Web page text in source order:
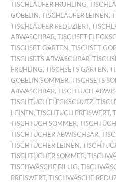
TISCHLÄUFER FRÜHLING,
GOBELIN ,TISCHLÄUFER LEINEN ,
TISCHLÄUFER REDUZIERT,
ABWASCHBAR,TISCHSET
TISCHSET GARTEN ,TISCHSET
TISCHSETS ABWASCHBAR,
FRÜHLING,TISCHSETS GARTEN ,
GOBELIN SOMMER,TISCHSETS
ABWASCHBAR,TISCHTUCH
TISCHTUCH FLECKSCHUTZ,
LEINEN ,TISCHTUCH PREISWERT,
TISCHTUCH SOMMER,
TISCHTÜCHER ABWISCHBAR,
TISCHTÜCHER LEINEN ,
TISCHTÜCHER SOMMER,
TISCHWÄSCHE BILLIG,
PREISWERT,TISCHWÄSCHE